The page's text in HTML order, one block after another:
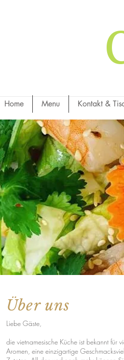
Home Menu Kontakt &
Über uns
Liebe Gäste,
die vietnamesische Küche ist bekannt für
Aromen, eine einzigartige